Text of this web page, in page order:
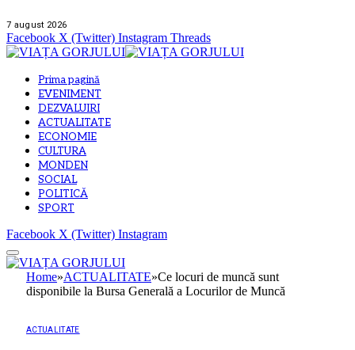
7 august 2026
Facebook X (Twitter) Instagram Threads
Prima pagină
EVENIMENT
DEZVALUIRI
ACTUALITATE
ECONOMIE
CULTURA
MONDEN
SOCIAL
POLITICĂ
SPORT
Facebook X (Twitter) Instagram
Home»ACTUALITATE»Ce locuri de muncă sunt
disponibile la Bursa Generală a Locurilor de Muncă
ACTUALITATE